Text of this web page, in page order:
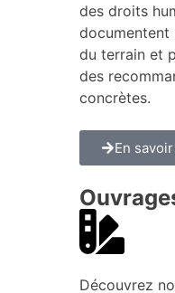
des droits
documentent
du terrain et
des
concrètes.
En
Découvrez